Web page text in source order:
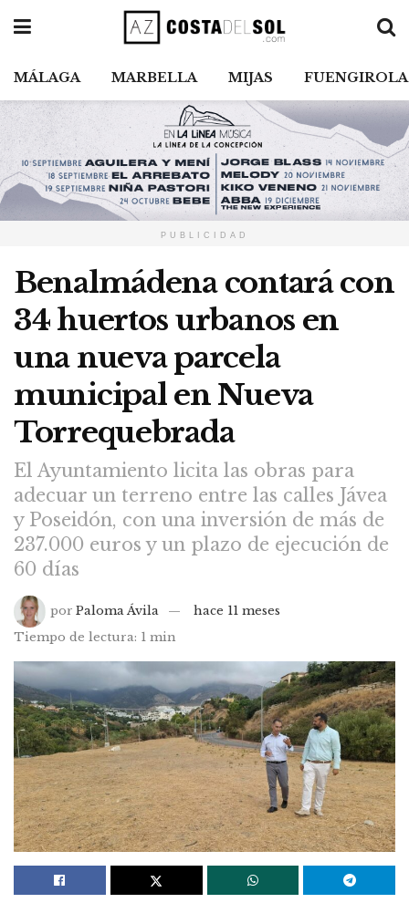
MÁLAGA MARBELLA MIJAS FUENGIROLA
PUBLICIDAD
Benalmádena contará con
34 huertos urbanos en
una nueva parcela
municipal en Nueva
Torrequebrada
El Ayuntamiento licita las obras para
adecuar un terreno entre las calles Jávea
y Poseidón, con una inversión de más de
237.000 euros y un plazo de ejecución de
60 días
por Paloma Ávila
hace 11 meses
Tiempo de lectura: 1 min